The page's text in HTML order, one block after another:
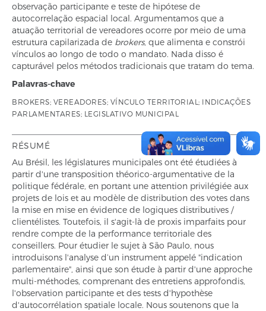
observação participante e teste de hipótese de
autocorrelação espacial local. Argumentamos que a
atuação territorial de vereadores ocorre por meio de uma
estrutura capilarizada de brokers, que alimenta e constrói
vínculos ao longo de todo o mandato. Nada disso é
capturável pelos métodos tradicionais que tratam do tema.
Palavras-chave
BROKERS; VEREADORES; VÍNCULO TERRITORIAL; INDICAÇÕES
PARLAMENTARES; LEGISLATIVO MUNICIPAL
RÉSUMÉ
Au Brésil, les législatures municipales ont été étudiées à
partir d'une transposition théorico-argumentative de la
politique fédérale, en portant une attention privilégiée aux
projets de lois et au modèle de distribution des votes dans
la mise en mise en évidence de logiques distributives /
clientélistes. Toutefois, il s'agit-là de proxis imparfaits pour
rendre compte de la performance territoriale des
conseillers. Pour étudier le sujet à São Paulo, nous
introduisons l'analyse d’un instrument appelé "indication
parlementaire", ainsi que son étude à partir d'une approche
multi-méthodes, comprenant des entretiens approfondis,
l'observation participante et des tests d'hypothèse
d'autocorrélation spatiale locale. Nous soutenons que la